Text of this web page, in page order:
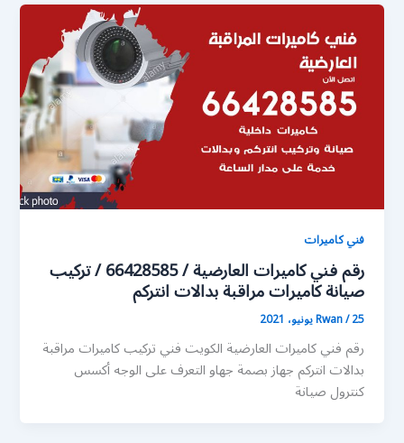
فني كاميرات
رقم فني كاميرات العارضية / 66428585 / تركيب
صيانة كاميرات مراقبة بدالات انتركم
Rwan/25 يونيو، 2021
رقم فني كاميرات العارضية الكويت فني تركيب كاميرات مراقبة
بدالات انتركم جهاز بصمة جهاو التعرف على الوجه أكسس
كنترول صيانة